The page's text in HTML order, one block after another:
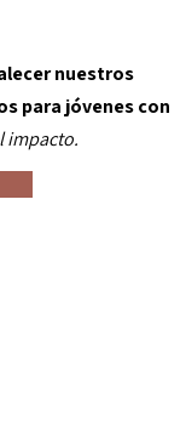
nuestros
para jóvenes con
impacto.